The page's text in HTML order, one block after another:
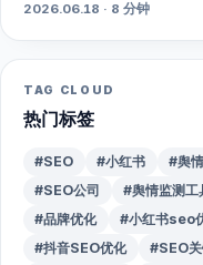
2026.06.18 · 8 分钟
TAG CLOUD
热门标签
#SEO #小红书 #舆
#SEO公司
#舆情监测工
#品牌优化
#小红书seo
#抖音SEO优化
#SEO